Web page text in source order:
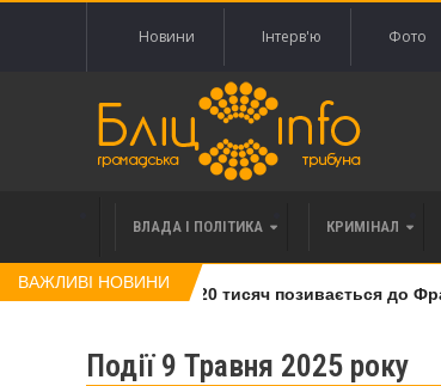
Новини Інтерв'ю Фото
ВЛАДА І ПОЛІТИКА КРИМІНАЛ
ВАЖЛИВІ НОВИНИ
права вимоги за 120 тисяч позивається до
Події 9 Травня 2025 року